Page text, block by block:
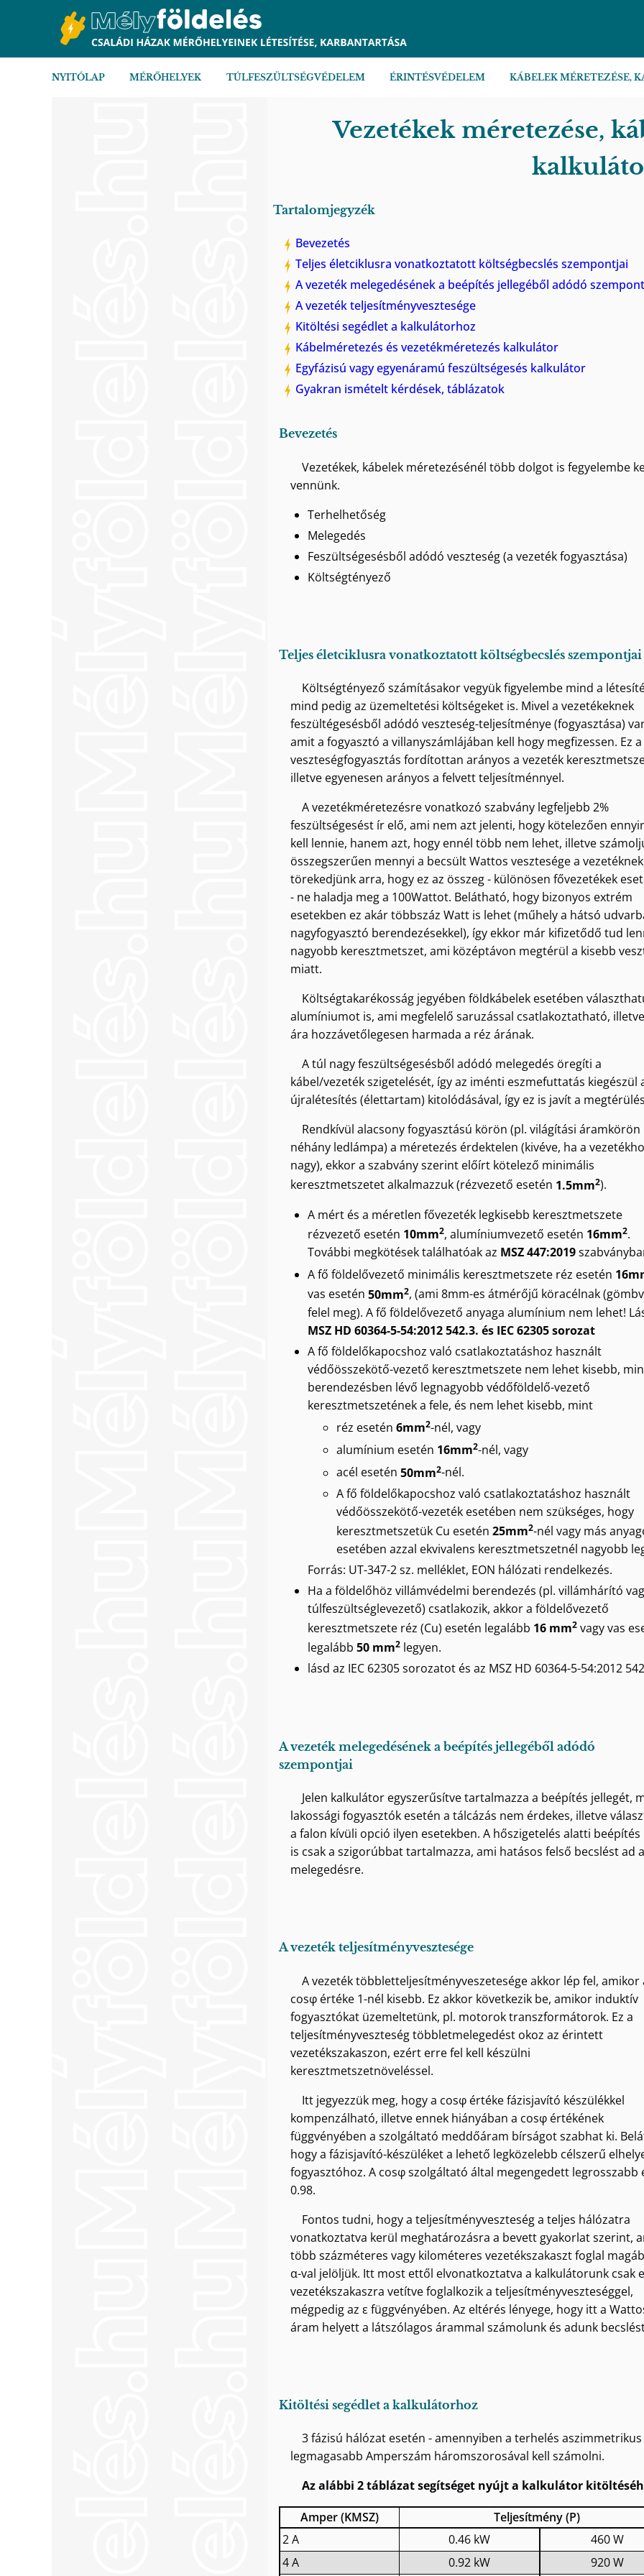
NYITÓLAP MÉRŐHELYEK TÚLFESZÜLTSÉGVÉDELEM ÉRINTÉSVÉDELEM KÁBELEK MÉRETEZÉSE,
Vezetékek méretezése,
Tartalomjegyzék
Bevezetés
Teljes életciklusra vonatkoztatott költségbecslés szempontjai
A vezeték melegedésének a beépítés jellegéből adódó
A vezeték teljesítményvesztesége
Kitöltési segédlet a kalkulátorhoz
Kábelméretezés és vezetékméretezés kalkulátor
Egyfázisú vagy egyenáramú feszültségesés kalkulátor
Gyakran ismételt kérdések, táblázatok
Bevezetés
Vezetékek, kábelek méretezésénél több dolgot is fegyelembe
vennünk.
Terhelhetőség
Melegedés
Feszültségesésből adódó veszteség (a vezeték fogyasztása)
Költségtényező
Teljes életciklusra vonatkoztatott költségbecslés szempontjai
Költségtényező számításakor vegyük figyelembe mind a
mind pedig az üzemeltetési költségeket is. Mivel a vezetékeknek
feszültégesésből adódó veszteség-teljesítménye (fogyasztása)
amit a fogyasztó a villanyszámlájában kell hogy megfizessen. Ez a
veszteségfogyasztás fordítottan arányos a vezeték
illetve egyenesen arányos a felvett teljesítménnyel.
A vezetékméretezésre vonatkozó szabvány legfeljebb 2%
feszültségesést ír elő, ami nem azt jelenti, hogy kötelezően
kell lennie, hanem azt, hogy ennél több nem lehet, illetve
összegszerűen mennyi a becsült Wattos vesztesége a
törekedjünk arra, hogy ez az összeg - különösen fővezetékek
- ne haladja meg a 100Wattot. Belátható, hogy bizonyos extrém
esetekben ez akár többszáz Watt is lehet (műhely a hátsó
nagyfogyasztó berendezésekkel), így ekkor már kifizetődő tud
nagyobb keresztmetszet, ami középtávon megtérül a kisebb
miatt.
Költségtakarékosság jegyében földkábelek esetében
alumíniumot is, ami megfelelő saruzással csatlakoztatható,
ára hozzávetőlegesen harmada a réz árának.
A túl nagy feszültségesésből adódó melegedés öregíti a
kábel/vezeték szigetelését, így az iménti eszmefuttatás kiegészül
újralétesítés (élettartam) kitolódásával, így ez is javít a
Rendkívül alacsony fogyasztású körön (pl. világítási áramkörön
néhány ledlámpa) a méretezés érdektelen (kivéve, ha a
nagy), ekkor a szabvány szerint előírt kötelező minimális
keresztmetszetet alkalmazzuk (rézvezető esetén 1.5mm2).
A mért és a méretlen fővezeték legkisebb keresztmetszete
rézvezető esetén 10mm2, alumíniumvezető esetén 16mm2.
További megkötések találhatóak az MSZ 447:2019
A fő földelővezető minimális keresztmetszete réz esetén
vas esetén 50mm2, (ami 8mm-es átmérőjű köracélnak
felel meg). A fő földelővezető anyaga alumínium nem lehet!
MSZ HD 60364-5-54:2012 542.3. és IEC 62305 sorozat
A fő földelőkapocshoz való csatlakoztatáshoz használt
védőösszekötő-vezető keresztmetszete nem lehet kisebb,
berendezésben lévő legnagyobb védőföldelő-vezető
keresztmetszetének a fele, és nem lehet kisebb, mint
réz esetén 6mm2-nél, vagy
alumínium esetén 16mm2-nél, vagy
acél esetén 50mm2-nél.
A fő földelőkapocshoz való csatlakoztatáshoz használt
védőösszekötő-vezeték esetében nem szükséges, hogy
keresztmetszetük Cu esetén 25mm2-nél vagy más
esetében azzal ekvivalens keresztmetszetnél nagyobb
Forrás: UT-347-2 sz. melléklet, EON hálózati rendelkezés.
Ha a földelőhöz villámvédelmi berendezés (pl. villámhárító
túlfeszültséglevezető) csatlakozik, akkor a földelővezető
keresztmetszete réz (Cu) esetén legalább 16 mm2 vagy vas
legalább 50 mm2 legyen.
lásd az IEC 62305 sorozatot és az MSZ HD 60364-5-54:2012
A vezeték melegedésének a beépítés jellegéből adódó
szempontjai
Jelen kalkulátor egyszerűsítve tartalmazza a beépítés jellegét,
lakossági fogyasztók esetén a tálcázás nem érdekes, illetve
a falon kívüli opció ilyen esetekben. A hőszigetelés alatti beépítés
is csak a szigorúbbat tartalmazza, ami hatásos felső becslést ad a
melegedésre.
A vezeték teljesítményvesztesége
A vezeték többletteljesítményveszetesége akkor lép fel, amikor
cosφ értéke 1-nél kisebb. Ez akkor következik be, amikor induktív
fogyasztókat üzemeltetünk, pl. motorok transzformátorok. Ez a
teljesítményveszteség többletmelegedést okoz az érintett
vezetékszakaszon, ezért erre fel kell készülni
keresztmetszetnöveléssel.
Itt jegyezzük meg, hogy a cosφ értéke fázisjavító készülékkel
kompenzálható, illetve ennek hiányában a cosφ értékének
függvényében a szolgáltató meddőáram bírságot szabhat ki.
hogy a fázisjavító-készüléket a lehető legközelebb célszerű
fogyasztóhoz. A cosφ szolgáltató által megengedett legrosszabb
0.98.
Fontos tudni, hogy a teljesítményveszteség a teljes hálózatra
vonatkoztatva kerül meghatározásra a bevett gyakorlat szerint,
több százméteres vagy kilométeres vezetékszakaszt foglal
α-val jelöljük. Itt most ettől elvonatkoztatva a kalkulátorunk csak
vezetékszakaszra vetítve foglalkozik a teljesítményveszteséggel,
mégpedig az ε függvényében. Az eltérés lényege, hogy itt a
áram helyett a látszólagos árammal számolunk és adunk
Kitöltési segédlet a kalkulátorhoz
3 fázisú hálózat esetén - amennyiben a terhelés aszimmetrikus
legmagasabb Amperszám háromszorosával kell számolni.
Az alábbi 2 táblázat segítséget nyújt a kalkulátor
Amper (KMSZ)
Teljesítmény (P)
2 A
0.46 kW
460 W
4 A
0.92 kW 920 W